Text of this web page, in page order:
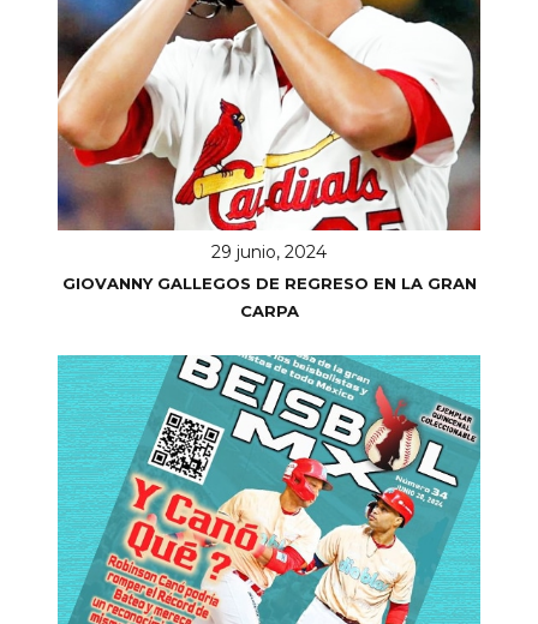
29 junio, 2024
GIOVANNY GALLEGOS DE REGRESO EN LA GRAN
CARPA